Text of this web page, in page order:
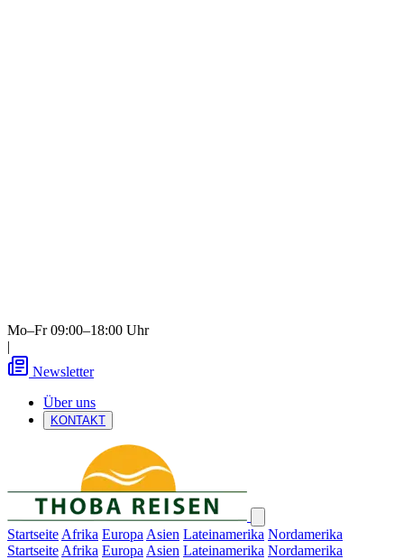
Mo–Fr 09:00–18:00 Uhr
|
Newsletter
Über uns
KONTAKT
Startseite Afrika Europa Asien Lateinamerika Nordamerika
Startseite Afrika Europa Asien Lateinamerika Nordamerika